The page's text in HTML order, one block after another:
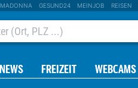
MADONNA GESUND24 MEINJOB REISEN
NEWS FREIZEIT WEBCAMS